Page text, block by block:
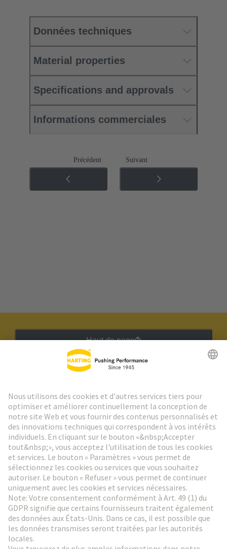
Données techniques
Material properties
Specifications and approvals
Informations commerciales
Précédent Suivant
Haut de page
Aller à l'inscription
Social Media